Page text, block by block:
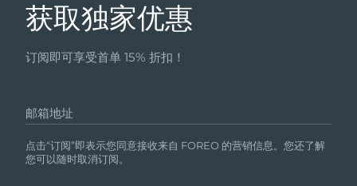
获取独家优惠
订阅即可享受首单 15% 折扣！
邮箱地址
点击“订阅”即表示您同意接收来自 FOREO 的营销信息。您还了解
您可以随时取消订阅。